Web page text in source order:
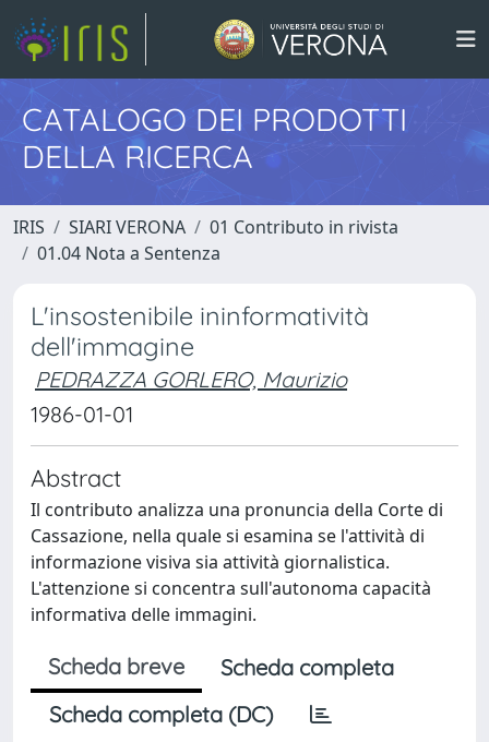
CATALOGO DEI PRODOTTI
DELLA RICERCA
IRIS SIARI VERONA
01 Contributo in rivista
01.04 Nota a Sentenza
L'insostenibile ininformatività
dell'immagine
PEDRAZZA GORLERO, Maurizio
1986-01-01
Abstract
Il contributo analizza una pronuncia della Corte di
Cassazione, nella quale si esamina se l'attività di
informazione visiva sia attività giornalistica.
L'attenzione si concentra sull'autonoma capacità
informativa delle immagini.
Scheda breve
Scheda completa
Scheda completa (DC)